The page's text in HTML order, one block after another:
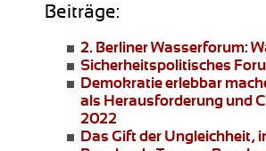
Beiträge:
2. Berliner Wasserforum:
Sicherheitspolitisches
Demokratie erlebbar
als Herausforderung und
2022
Das Gift der Ungleichheit,